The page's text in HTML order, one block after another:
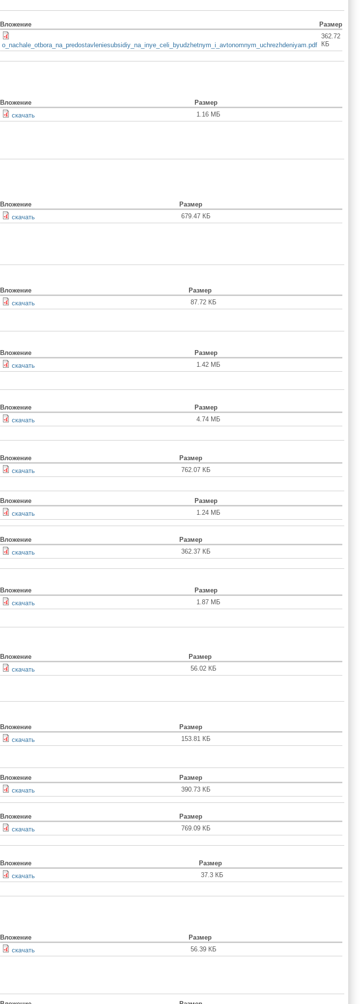
Вложение Размер
o_nachale_otbora_na_predostavleniesubsidiy_na_inye_celi_byudzhetnym_i_avtonomnym_uchrezhdeniyam.pdf
362.72
КБ
Вложение
Размер
скачать
1.16 МБ
Вложение
Размер
скачать
679.47 КБ
Вложение
Размер
скачать
87.72 КБ
Вложение
Размер
скачать
1.42 МБ
Вложение
Размер
скачать
4.74 МБ
Вложение
Размер
скачать
762.07 КБ
Вложение
Размер
скачать
1.24 МБ
Вложение
Размер
cкачать
362.37 КБ
Вложение
Размер
скачать
1.87 МБ
Вложение
Размер
скачать
56.02 КБ
Вложение
Размер
скачать
153.81 КБ
Вложение
Размер
скачать
390.73 КБ
Вложение
Размер
скачать
769.09 КБ
Вложение
Размер
скачать
37.3 КБ
Вложение
Размер
скачать
56.39 КБ